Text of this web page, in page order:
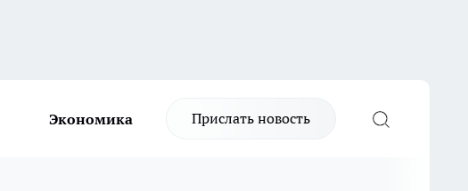
Экономика Прислать новость